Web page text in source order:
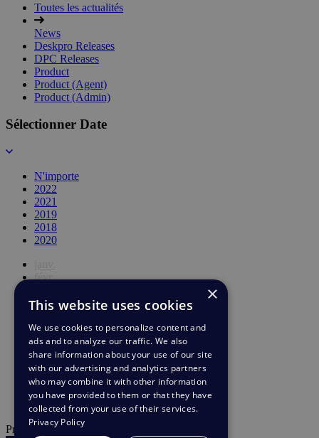
Toutes les actualités
News
Deskpro Releases
DPC Releases
Product
Product (Agent)
Product (Admin)
Sélectionner Date
N'importe
2022
2021
2019
2018
2020
févr.
avr.
juin
juil.
août
sept.
oct.
nov.
déc.
Propulsé par
×
This website uses cookies
We use cookies to personalize content and
ads and to analyze our traffic. We also
share information about your use of our site
with our advertising and analytics partners
who may combine it with other information
you have provided to them or that they have
collected from your use of their services.
Privacy Policy